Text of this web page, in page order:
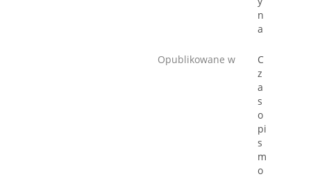
n
a
Opublikowane w
C
z
a
s
o
pi
s
m
o